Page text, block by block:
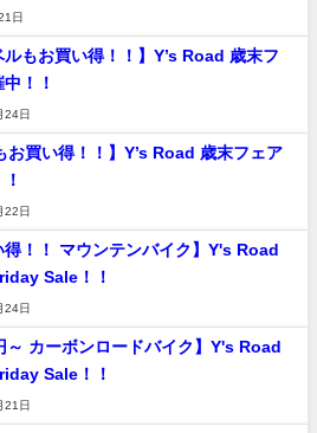
日
ルもお買い得！！】Y’s Road 歳末フ
！！
24日
お買い得！！】Y’s Road 歳末フェア
22日
得！！ マウンテンバイク】Y's Road
Sale！！
24日
～ カーボンロードバイク】Y's Road
Sale！！
21日